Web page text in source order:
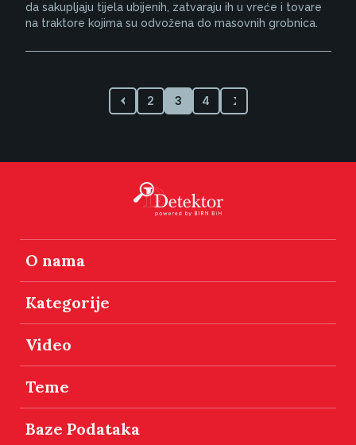
da sakupljaju tijela ubijenih, zatvaraju ih u vreće i tovare
na traktore kojima su odvožena do masovnih grobnica.
2 3 4
O nama
Kategorije
Video
Teme
Baze Podataka